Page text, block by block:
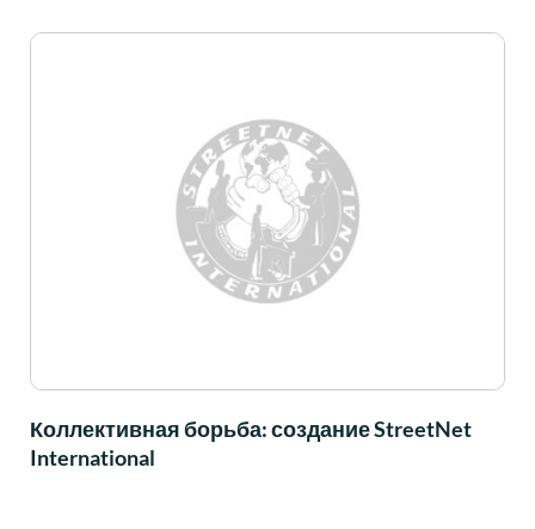
Коллективная борьба: создание StreetNet
International